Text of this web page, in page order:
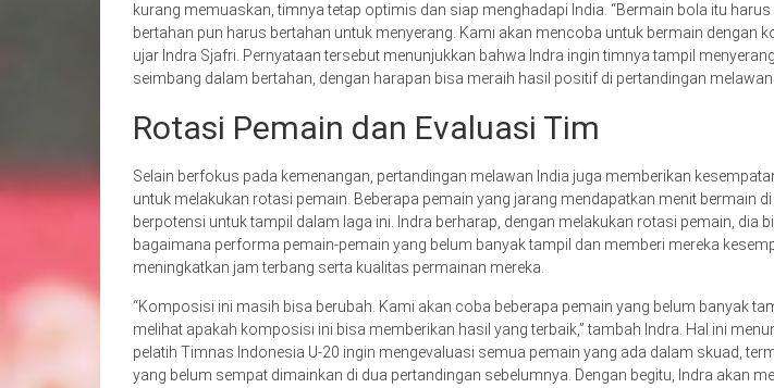
kurang memuaskan, timnya tetap optimis dan siap menghadapi India. “Bermain bola itu harus
bertahan pun harus bertahan untuk menyerang. Kami akan mencoba untuk bermain dengan
ujar Indra Sjafri. Pernyataan tersebut menunjukkan bahwa Indra ingin timnya tampil
seimbang dalam bertahan, dengan harapan bisa meraih hasil positif di pertandingan melawan
Rotasi Pemain dan Evaluasi Tim
Selain berfokus pada kemenangan, pertandingan melawan India juga memberikan
untuk melakukan rotasi pemain. Beberapa pemain yang jarang mendapatkan menit bermain
berpotensi untuk tampil dalam laga ini. Indra berharap, dengan melakukan rotasi pemain, dia
bagaimana performa pemain-pemain yang belum banyak tampil dan memberi mereka
meningkatkan jam terbang serta kualitas permainan mereka.
“Komposisi ini masih bisa berubah. Kami akan coba beberapa pemain yang belum banyak
melihat apakah komposisi ini bisa memberikan hasil yang terbaik,” tambah Indra. Hal ini
pelatih Timnas Indonesia U-20 ingin mengevaluasi semua pemain yang ada dalam skuad,
yang belum sempat dimainkan di dua pertandingan sebelumnya. Dengan begitu, Indra akan